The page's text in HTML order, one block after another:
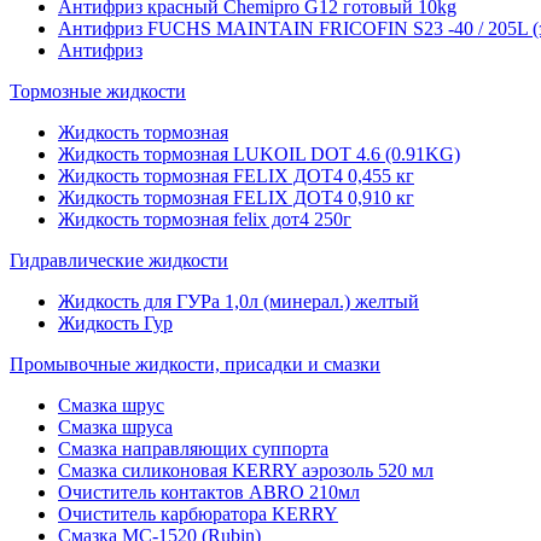
Антифриз красный Chemipro G12 готовый 10kg
Антифриз FUCHS MAINTAIN FRICOFIN S23 -40 / 205L
Антифриз
Тормозные жидкости
Жидкость тормозная
Жидкость тормозная LUKOIL DOT 4.6 (0.91KG)
Жидкость тормозная FELIX ДОТ4 0,455 кг
Жидкость тормозная FELIX ДОТ4 0,910 кг
Жидкость тормозная felix дот4 250г
Гидравлические жидкости
Жидкость для ГУРа 1,0л (минерал.) желтый
Жидкость Гур
Промывочные жидкости, присадки и смазки
Смазка шрус
Смазка шруса
Смазка направляющих суппорта
Смазка силиконовая KERRY аэрозоль 520 мл
Очиститель контактов ABRO 210мл
Очиститель карбюратора KERRY
Смазка МС-1520 (Rubin)